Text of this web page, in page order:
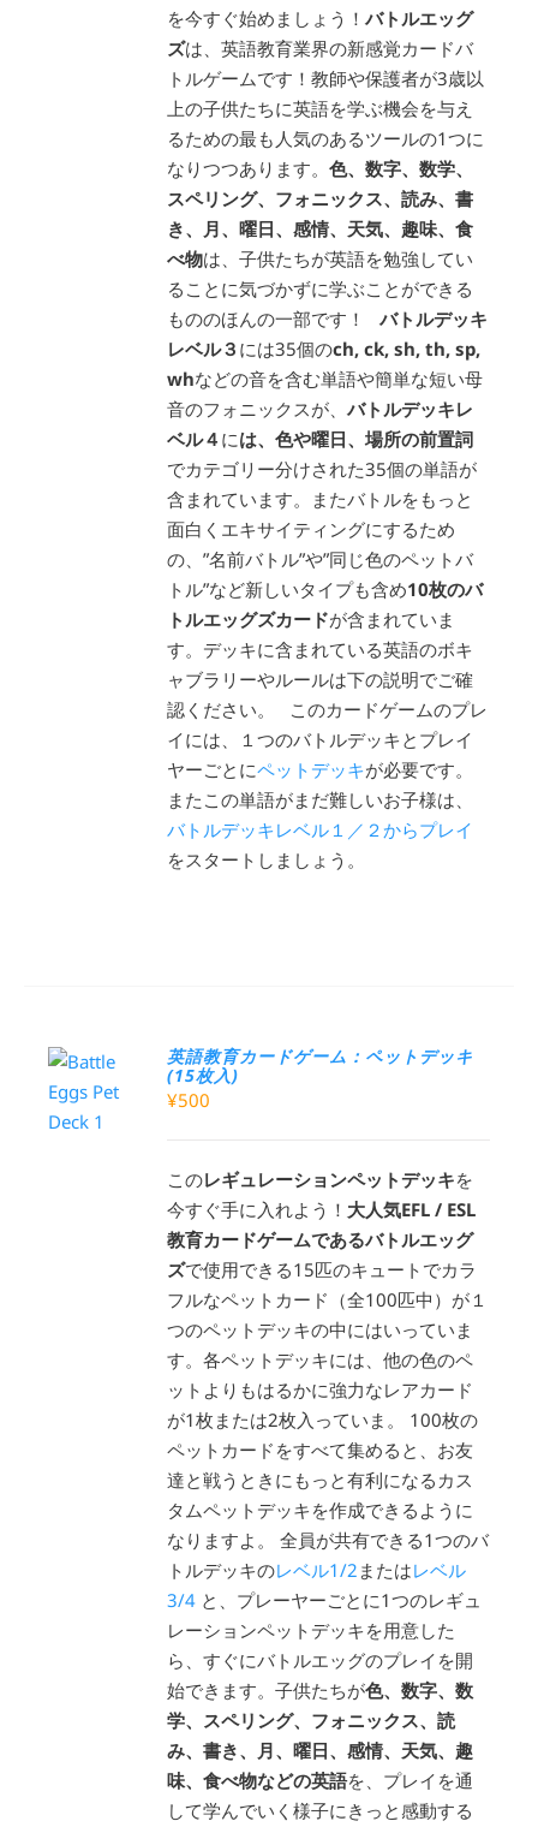
を今すぐ始めましょう！バトルエッグ
ズは、英語教育業界の新感覚カードバ
トルゲームです！教師や保護者が3歳以
上の子供たちに英語を学ぶ機会を与え
るための最も人気のあるツールの1つに
なりつつあります。色、数字、数学、
スペリング、フォニックス、読み、書
き、月、曜日、感情、天気、趣味、食
べ物は、子供たちが英語を勉強してい
ることに気づかずに学ぶことができる
もののほんの一部です！バトルデッキ
レベル３ には35個のch, ck, sh, th, sp,
whなどの音を含む単語や簡単な短い母
音のフォニックスが、バトルデッキレ
ベル４ には、色や曜日、場所の前置詞
でカテゴリー分けされた35個の単語が
含まれています。またバトルをもっと
面白くエキサイティングにするため
の、”名前バトル”や”同じ色のペットバ
トル”など新しいタイプも含め10枚のバ
トルエッグズカードが含まれていま
す。デッキに含まれている英語のボキ
ャブラリーやルールは下の説明でご確
認ください。 このカードゲームのプレ
イには、１つのバトルデッキとプレイ
ヤーごとにペットデッキが必要です。
またこの単語がまだ難しいお子様は、
バトルデッキレベル１／２からプレイ
をスタートしましょう。
英語教育カードゲーム：ペットデッキ
(15枚入)
¥500
このレギュレーションペットデッキを
今すぐ手に入れよう！ 大人気EFL / ESL
教育カードゲームであるバトルエッグ
ズで使用できる15匹のキュートでカラ
フルなペットカード（全100匹中）が１
つのペットデッキの中にはいっていま
す。各ペットデッキには、他の色のペ
ットよりもはるかに強力なレアカード
が1枚または2枚入っていま。 100枚の
ペットカードをすべて集めると、お友
達と戦うときにもっと有利になるカス
タムペットデッキを作成できるように
なりますよ。 全員が共有できる1つのバ
トルデッキのレベル1/2 またはレベル
3/4 と、プレーヤーごとに1つのレギュ
レーションペットデッキを用意した
ら、すぐにバトルエッグのプレイを開
始できます。子供たちが色、数字、数
学、スペリング、フォニックス、読
み、書き、月、曜日、感情、天気、趣
味、食べ物などの英語を、プレイを通
して学んでいく様子にきっと感動する